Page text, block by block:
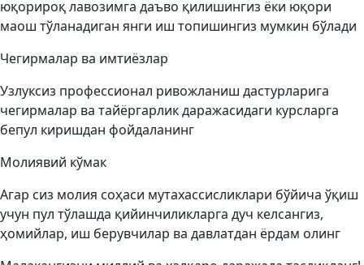
юқорироқ лавозимга даъво қилишингиз ёки юқори
маош тўланадиган янги иш топишингиз мумкин бўлади
Чегирмалар ва имтиёзлар
Узлуксиз профессионал ривожланиш дастурларига
чегирмалар ва тайёргарлик даражасидаги курсларга
бепул киришдан фойдаланинг
Молиявий кўмак
Агар сиз молия соҳаси мутахассисликлари бўйича ўқиш
учун пул тўлашда қийинчиликларга дуч келсангиз,
ҳомийлар, иш берувчилар ва давлатдан ёрдам олинг